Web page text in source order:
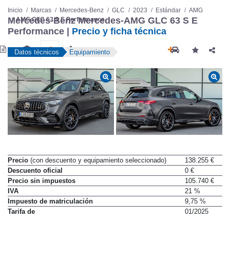
Mercedes-Benz Mercedes-AMG GLC 63 S E
Performance |
Precio y ficha técnica
Precio(con descuento y equipamiento seleccionado)
138.255 €
Descuento oficial
0 €
Precio sin impuestos
105.740 €
IVA
21 %
Impuesto de matriculación
9,75 %